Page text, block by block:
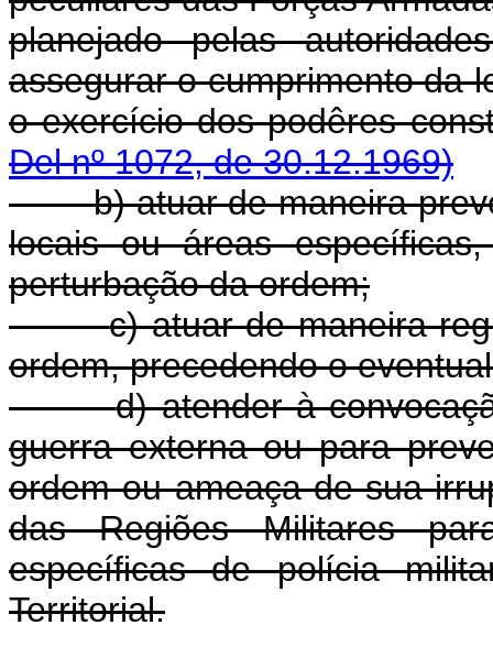
planejado pelas
assegurar o cumprimento da
o exercício dos
Del nº 1072, de 30.12.1969)
b) atuar de maneira
locais ou áreas
perturbação da ordem;
c) atuar de maneira
ordem, precedendo o
d) atender à
guerra externa ou para
ordem ou ameaça de sua
das Regiões Militares
específicas de polícia
Territorial.